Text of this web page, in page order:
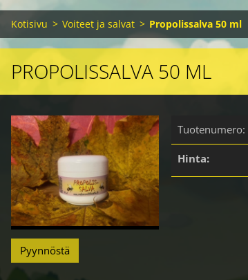
Kotisivu > Voiteet ja salvat > Propolissalva 50 ml
PROPOLISSALVA 50 ML
Pyynnöstä
Tuotenumero:
Hinta: